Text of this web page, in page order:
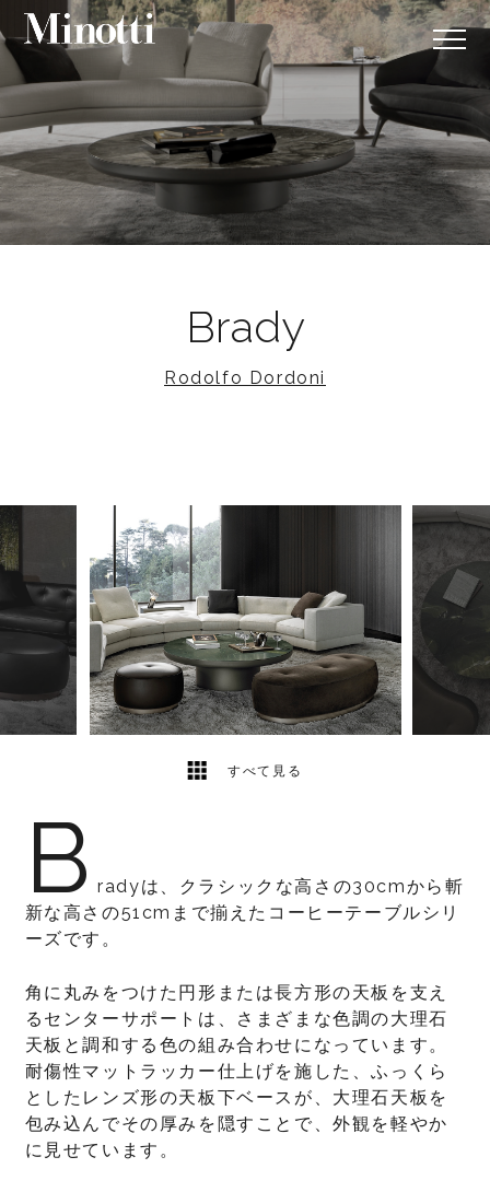
Brady
Rodolfo Dordoni
すべて見る
8
B radyは、クラシックな高さの30cmから斬
新な高さの51cmまで揃えたコーヒーテーブルシリ
ーズです。
角に丸みをつけた円形または長方形の天板を支え
るセンターサポートは、さまざまな色調の大理石
天板と調和する色の組み合わせになっています。
耐傷性マットラッカー仕上げを施した、ふっくら
としたレンズ形の天板下ベースが、大理石天板を
包み込んでその厚みを隠すことで、外観を軽やか
に見せています。